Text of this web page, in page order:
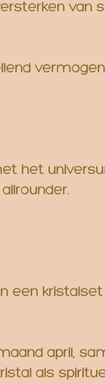
van
vermogen
het
een kristalset
april,
als